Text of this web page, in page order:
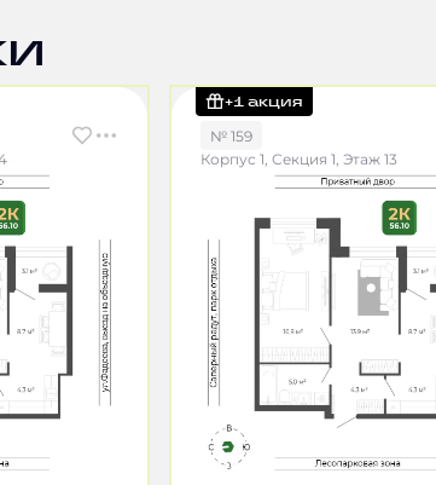
+1 акция
№ 159
Корпус 1, Секция 1, Этаж 13